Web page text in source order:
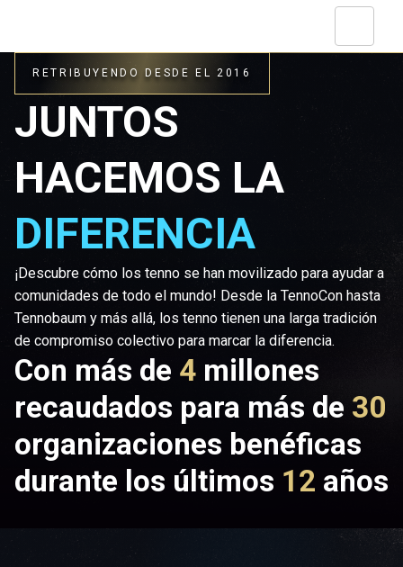
RETRIBUYENDO DESDE EL 2016
JUNTOS
HACEMOS LA
DIFERENCIA
¡Descubre cómo los tenno se han movilizado para ayudar a
comunidades de todo el mundo! Desde la TennoCon hasta
Tennobaum y más allá, los tenno tienen una larga tradición
de compromiso colectivo para marcar la diferencia.
Con más de 4 millones
recaudados para más de 30
organizaciones benéficas
durante los últimos 12 años